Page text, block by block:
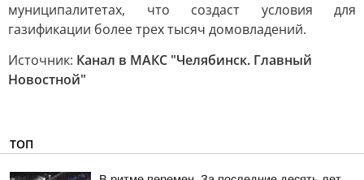
муниципалитетах, что создаст условия для
газификации более трех тысяч домовладений.
Источник: Канал в МАКС "Челябинск. Главный
Новостной"
ТОП